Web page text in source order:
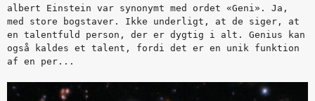
albert Einstein var synonymt med ordet «Geni». Ja,
med store bogstaver. Ikke underligt, at de siger, at
en talentfuld person, der er dygtig i alt. Genius kan
også kaldes et talent, fordi det er en unik funktion
af en per...